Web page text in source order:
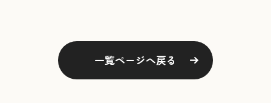
一覧ページへ戻る